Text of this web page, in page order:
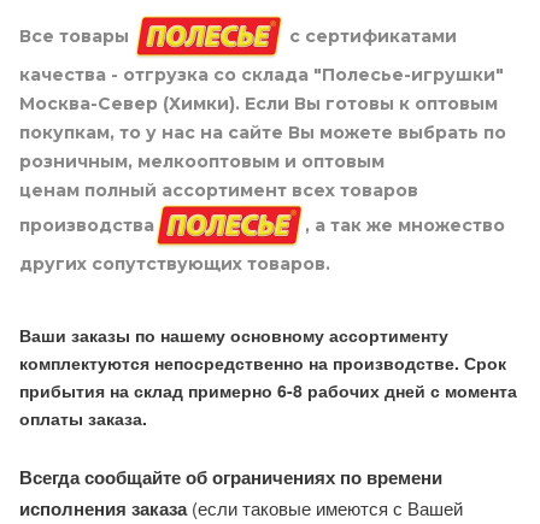
Все товары
с сертификатами
качества - отгрузка со склада "Полесье-игрушки"
Москва-Север (Химки). Если Вы готовы к оптовым
покупкам, то у нас на сайте Вы можете выбрать по
розничным, мелкооптовым и оптовым
ценам полный ассортимент всех товаров
производства
, а так же множество
других сопутствующих товаров.
Ваши заказы по нашему основному ассортименту
комплектуются непосредственно на производстве. Срок
прибытия на склад примерно 6-8 рабочих дней с момента
оплаты заказа.
Всегда сообщайте об ограничениях по времени
исполнения заказа(если таковые имеются с Вашей